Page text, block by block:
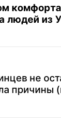
людей из
не
причины